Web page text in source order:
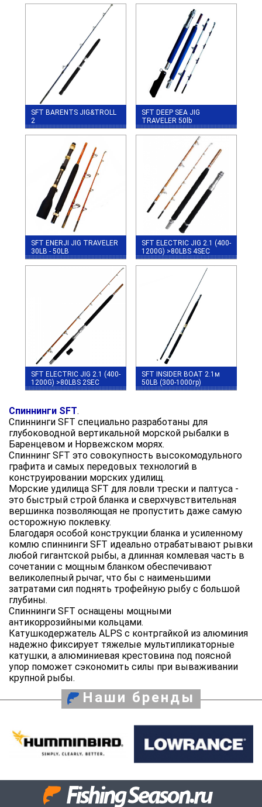
SFT BARENTS JIG&TROLL
2
SFT DEEP SEA JIG
TRAVELER 50lb
SFT ENERJI JIG TRAVELER
30LB - 50LB
SFT ELECTRIC JIG 2.1 (400-
1200G) >80LBS 4SEC
SFT ELECTRIC JIG 2.1 (400-
1200G) >80LBS 2SEC
SFT INSIDER BOAT 2.1м
50LB (300-1000гр)
Спиннинги SFT.
Спиннинги SFT специально разработаны для
глубоководной вертикальной морской рыбалки в
Баренцевом и Норвежском морях.
Спиннинг SFT это совокупность высокомодульного
графита и самых передовых технологий в
конструировании морских удилищ.
Морские удилища SFT для ловли трески и палтуса -
это быстрый строй бланка и сверхчувствительная
вершинка позволяющая не пропустить даже самую
осторожную поклевку.
Благодаря особой конструкции бланка и усиленному
комлю спиннинги SFT идеально отрабатывают рывки
любой гигантской рыбы, а длинная комлевая часть в
сочетании с мощным бланком обеспечивают
великолепный рычаг, что бы с наименьшими
затратами сил поднять трофейную рыбу с большой
глубины.
Спиннинги SFT оснащены мощными
антикоррозийными кольцами.
Катушкодержатель ALPS с контргайкой из алюминия
надежно фиксирует тяжелые мультипликаторные
катушки, а алюминиевая крестовина под поясной
упор поможет сэкономить силы при вываживании
крупной рыбы.
Наши бренды